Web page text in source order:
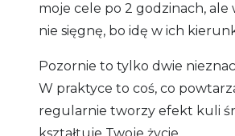
moje cele po 2 godzinach, ale
nie sięgnę, bo idę w ich
Pozornie to tylko dwie
W praktyce to coś, co
regularnie tworzy efekt kuli